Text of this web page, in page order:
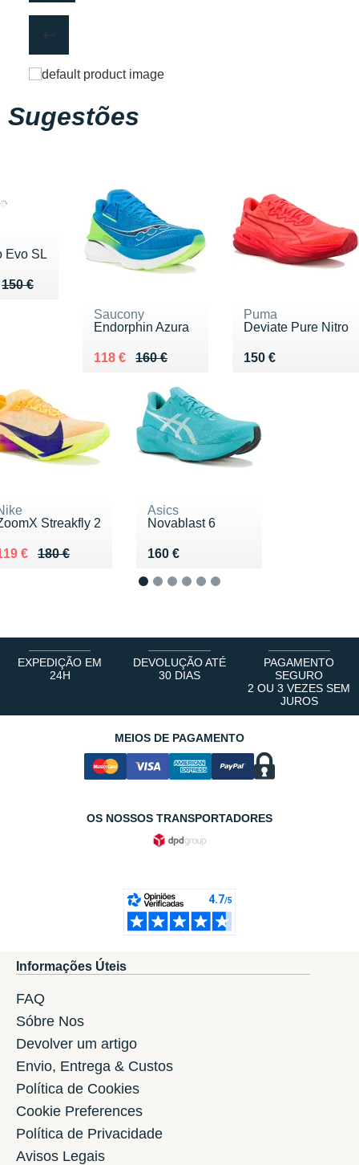
Sugestões
Evo SL
150 €150 €
€
Saucony
Endorphin Azura
160 €
Au lieu de 160 €
118 €
Vendu 118 €
Puma
Deviate Pure Nitro
150 €
Vendu 150 €
Streakfly 2
180 €
lieu de 180 €
€ 119 €
Asics
Novablast 6
160 €
Vendu 160 €
EXPEDIÇÃO EM
24H
DEVOLUÇÃO ATÉ
30 DIAS
PAGAMENTO
SEGURO
2 OU 3 VEZES SEM
JUROS
MEIOS DE PAGAMENTO
OS NOSSOS TRANSPORTADORES
Informações Úteis
FAQ
Sóbre Nos
Devolver um artigo
Envio, Entrega & Custos
Política de Cookies
Cookie Preferences
Política de Privacidade
Avisos Legais